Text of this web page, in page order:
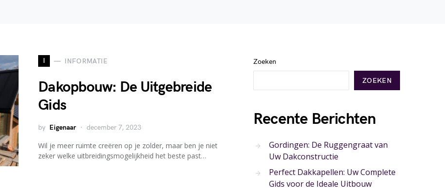
I INFORMATIE
Dakopbouw: De Uitgebreide
Gids
by Eigenaar december 7, 2023
Wil je meer ruimte creëren op je zolder, maar ben je niet
zeker welke uitbreidingsmogelijkheid het beste past…
Zoeken
ZOEKEN
Recente Berichten
Gordingen: De Ruggengraat van
Uw Dakconstructie
Perfect Dakkapellen: Uw Complete
Gids voor de Ideale Uitbouw